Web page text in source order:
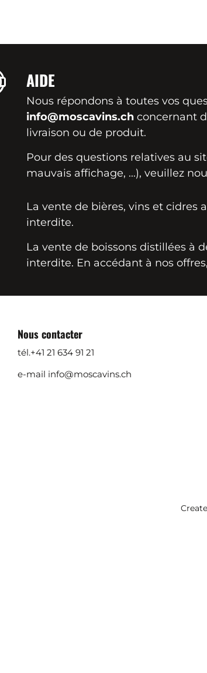
AIDE
Nous répondons à toutes vos
info@moscavins.ch concernant
livraison ou de produit.
Pour des questions relatives au
mauvais affichage, ...), veuillez
La vente de bières, vins et cidres
interdite.
La vente de boissons distillées à
interdite. En accédant à nos
Nous contacter
tél.+41 21 634 91 21
e-mail info@moscavins.ch